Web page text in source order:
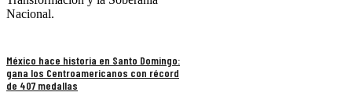
Nacional.
México hace historia en Santo Domingo:
gana los Centroamericanos con récord
de 407 medallas